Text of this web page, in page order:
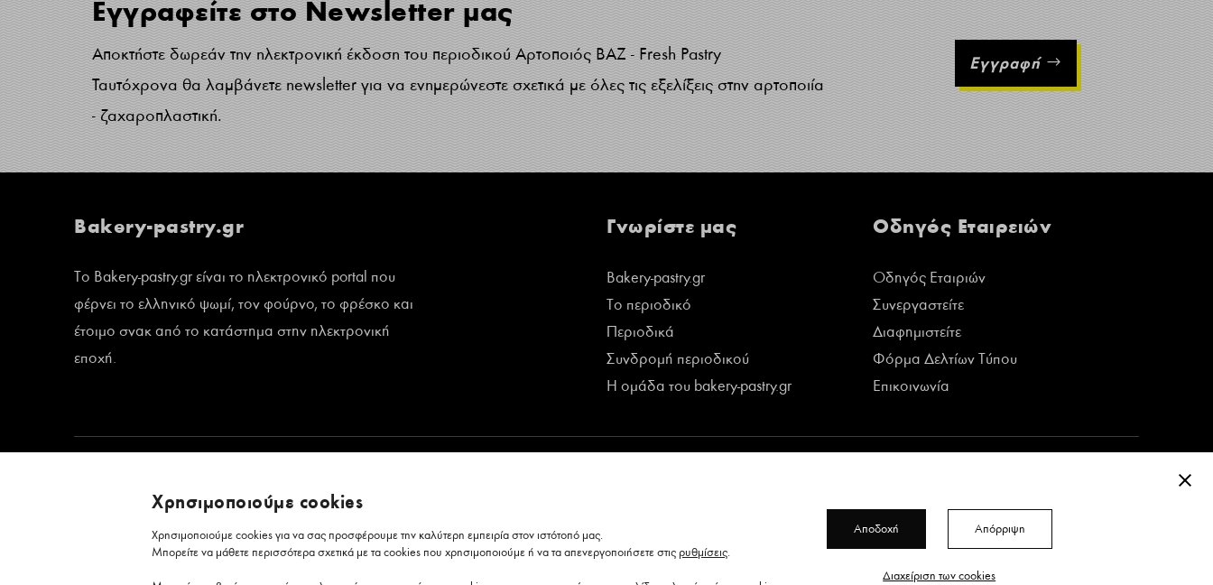
Εγγραφείτε στο Newsletter μας
Αποκτήστε δωρεάν την ηλεκτρονική έκδοση του περιοδικού Αρτοποιός ΒΑΖ - Fresh Pastry
Ταυτόχρονα θα λαμβάνετε newsletter για να ενημερώνεστε σχετικά με όλες τις εξελίξεις στην αρτοποιία
- ζαχαροπλαστική.
Εγγραφή
Bakery-pastry.gr
Το Bakery-pastry.gr είναι το ηλεκτρονικό portal που
φέρνει το ελληνικό ψωμί, τον φούρνο, το φρέσκο και
έτοιμο σνακ από το κατάστημα στην ηλεκτρονική
εποχή.
Γνωρίστε μας
Bakery-pastry.gr
Το περιοδικό
Περιοδικά
Συνδρομή περιοδικού
Η ομάδα του bakery-pastry.gr
Οδηγός Εταιρειών
Οδηγός Εταιριών
Συνεργαστείτε
Διαφημιστείτε
Φόρμα Δελτίων Τύπου
Επικοινωνία
Δείτε όλα τα τεύχη του περιοδικού
Χρησιμοποιούμε cookies
Χρησιμοποιούμε cookies για να σας προσφέρουμε την καλύτερη εμπειρία στον ιστότοπό μας.
Μπορείτε να μάθετε περισσότερα σχετικά με τα cookies που χρησιμοποιούμε ή να τα απενεργοποιήσετε στις ρυθμίσεις.
Αποδοχή Απόρριψη
Διαχείριση των cookies